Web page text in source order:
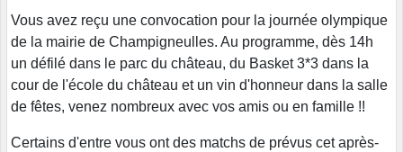
Vous avez reçu une convocation pour la journée olympique
de la mairie de Champigneulles. Au programme, dès 14h
un défilé dans le parc du château, du Basket 3*3 dans la
cour de l'école du château et un vin d'honneur dans la salle
de fêtes, venez nombreux avec vos amis ou en famille !!
Certains d'entre vous ont des matchs de prévus cet après-